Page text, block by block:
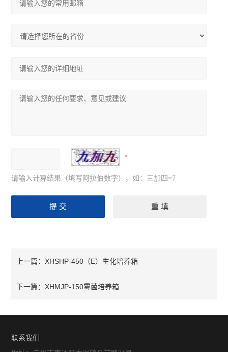
请输入计算结果（填写阿拉伯数字），如：三加四=7
上一篇：XHSHP-450（E）生化培养箱
下一篇：XHMJP-150霉菌培养箱
联系我们